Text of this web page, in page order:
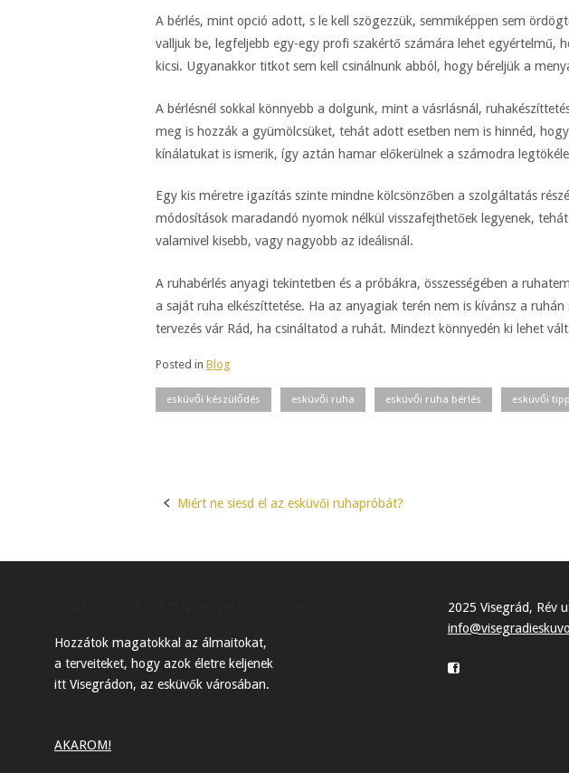
A bérlés, mint opció adott, s le kell szögezzük, semmiképpen sem
valljuk be, legfeljebb egy-egy profi szakértő számára lehet egyértelmű,
kicsi. Ugyanakkor titkot sem kell csinálnunk abból, hogy béreljük a
A bérlésnél sokkal könnyebb a dolgunk, mint a vásrlásnál,
meg is hozzák a gyümölcsüket, tehát adott esetben nem is hinnéd,
kínálatukat is ismerik, így aztán hamar előkerülnek a számodra
Egy kis méretre igazítás szinte mindne kölcsönzőben a szolgáltatás
módosítások maradandó nyomok nélkül visszafejthetőek legyenek,
valamivel kisebb, vagy nagyobb az ideálisnál.
A ruhabérlés anyagi tekintetben és a próbákra, összességében a
a saját ruha elkészíttetése. Ha az anyagiak terén nem is kívánsz a
tervezés vár Rád, ha csináltatod a ruhát. Mindezt könnyedén ki lehet
Posted in Blog
esküvői készülődés esküvői ruha esküvői ruha bérlés esküvői
Post
Miért ne siesd el az esküvői ruhapróbát?
Hozzátok magatokkal az álmaitokat,
a terveiteket, hogy azok életre keljenek
itt Visegrádon, az esküvők városában.
AKAROM!
2025 Visegrád, Rév